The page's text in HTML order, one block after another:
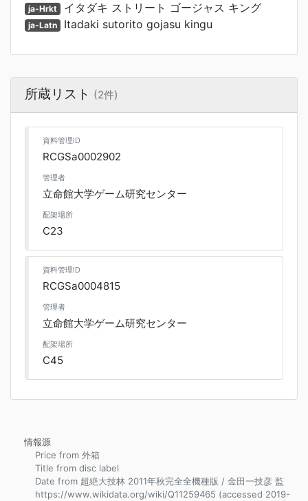
ja-Hrkt イタダキ ストリート ゴージャス キング
ja-Latn Itadaki sutorito gojasu kingu
所蔵リスト (2件)
資料管理ID
RCGSa0002902
管理者
立命館大学ゲーム研究センター
配架場所
C23
資料管理ID
RCGSa0004815
管理者
立命館大学ゲーム研究センター
配架場所
C45
情報源
Price from 外箱
Title from disc label
Date from 超絶大技林 2011年秋完全全機種版 / 金田一技彦 監
https://www.wikidata.org/wiki/Q11259465 (accessed 2019-